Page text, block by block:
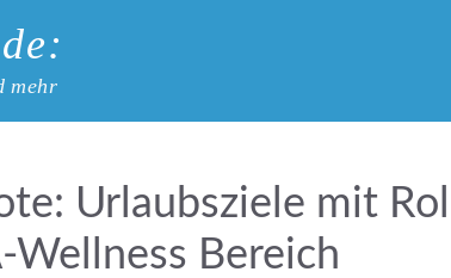
mehr
Urlaubsziele mit
Wellness Bereich